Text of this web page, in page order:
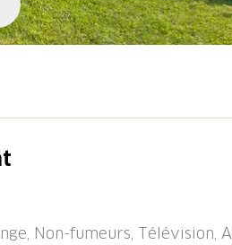
du niveau de la mer,
en-dehors de la localité,
à la détente. Douche
de la Maison:
Non-fumeurs, Télévision,